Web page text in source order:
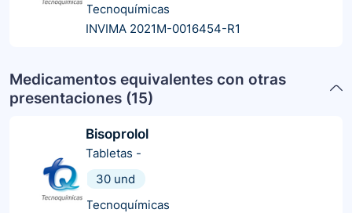
Tecnoquímicas
INVIMA 2021M-0016454-R1
Medicamentos equivalentes con otras
presentaciones (15)
Bisoprolol
Tabletas -
30 und
Tecnoquímicas